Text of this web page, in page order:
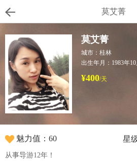
莫艾菁
莫艾菁
城市：桂林
出生年月：1983年10
¥400/天
魅力值：60 星
从事导游12年！